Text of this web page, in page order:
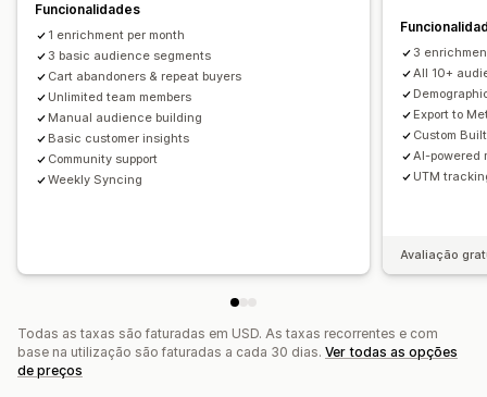
Imagens e relatórios
Dashboard de análise de dados
Funcionalidades
1 enrichment per month
3 basic audience segments
Cart abandoners & repeat buyers
Unlimited team members
Manual audience building
Basic customer insights
Community support
Weekly Syncing
3
All 10+
Export to
Custom
AI-powered
UTM
Avaliação
Todas as taxas são faturadas em USD. As taxas recorrentes e com
base na utilização são faturadas a cada 30 dias. Ver todas as opções
de preços